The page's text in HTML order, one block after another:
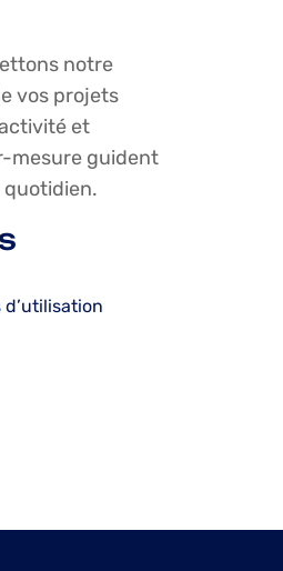
notre
vos projets
et
mesure guident